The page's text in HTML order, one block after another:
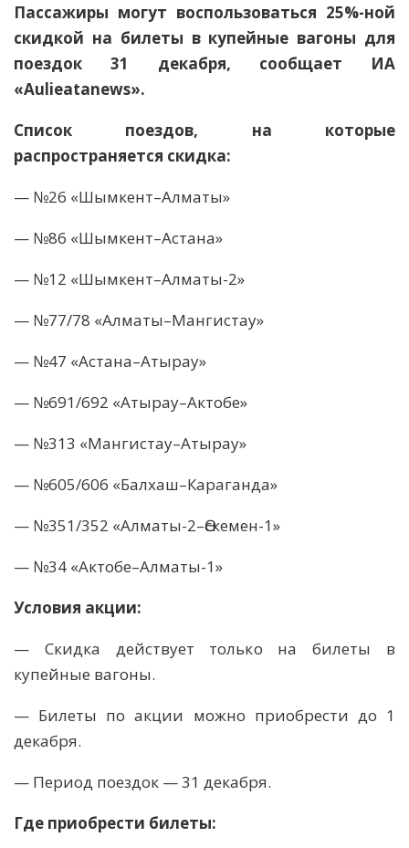
Пассажиры могут воспользоваться 25%-ной
скидкой на билеты в купейные вагоны для
поездок 31 декабря, сообщает
ИА
«Aulieatanews».
Список поездов, на которые
распространяется скидка:
— №26 «Шымкент–Алматы»
— №86 «Шымкент–Астана»
— №12 «Шымкент–Алматы-2»
— №77/78 «Алматы–Мангистау»
— №47 «Астана–Атырау»
— №691/692 «Атырау–Актобе»
— №313 «Мангистау–Атырау»
— №605/606 «Балхаш–Караганда»
— №351/352 «Алматы-2–Өскемен-1»
— №34 «Актобе–Алматы-1»
Условия акции:
— Скидка действует только на билеты в
купейные вагоны.
— Билеты по акции можно приобрести до 1
декабря.
— Период поездок — 31 декабря.
Где приобрести билеты: